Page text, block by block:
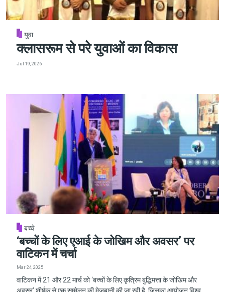
युवा
क्लासरूम से परे युवाओं का विकास
Jul 19, 2026
बच्चे
‘बच्चों के लिए एआई के जोखिम और अवसर’ पर
वाटिकन में चर्चा
Mar 24, 2025
वाटिकन में 21 और 22 मार्च को ‘बच्चों के लिए कृत्रिम बुद्धिमत्ता के जोखिम और